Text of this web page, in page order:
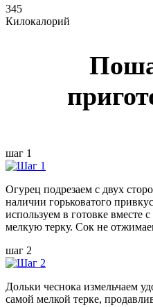
345
Килокалорий
шаг 1
Огурец подрезаем с двух
наличии горьковатого
используем в готовке вместе
мелкую терку. Сок не
шаг 2
Дольки чеснока измельчаем
самой мелкой терке,